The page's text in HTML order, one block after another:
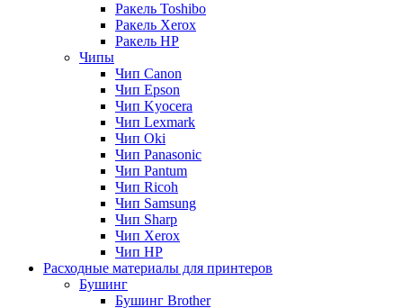
Ракель Toshibo
Ракель Xerox
Ракель НР
Чипы
Чип Canon
Чип Epson
Чип Kyocera
Чип Lexmark
Чип Oki
Чип Panasonic
Чип Pantum
Чип Ricoh
Чип Samsung
Чип Sharp
Чип Xerox
Чип НР
Расходные материалы для принтеров
Бушинг
Бушинг Brother